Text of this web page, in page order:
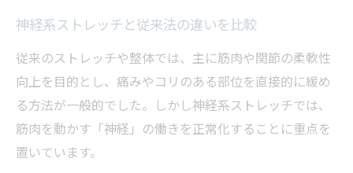
チの魅力
神経系ストレッチがもたらす可動域向上の秘訣
神経系ストレッチで可動域が広がる仕組み
仙台の神経系ストレッチで実感できる変化
神経系ストレッチのやり方と可動域改善法
神経系ストレッチ 店舗選びが与える影響
神経系ストレッチと従来法の違いを比較
従来のストレッチや整体では、主に筋肉や関節の柔軟性
向上を目的とし、痛みやコリのある部位を直接的に緩め
る方法が一般的でした。しかし神経系ストレッチでは、
筋肉を動かす「神経」の働きを正常化することに重点を
置いています。